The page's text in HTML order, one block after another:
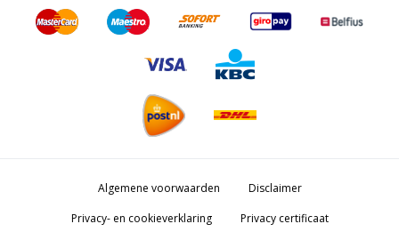
Algemene voorwaarden
Disclaimer
Privacy- en cookieverklaring
Privacy certificaat